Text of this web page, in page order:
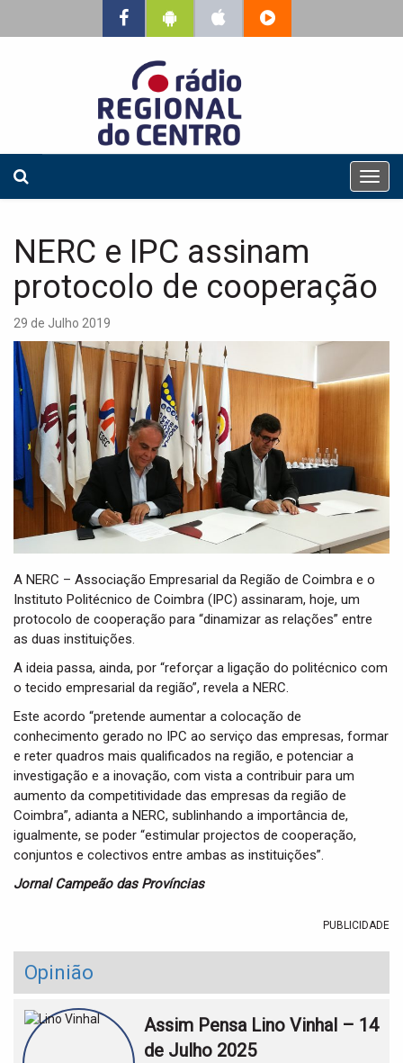
T
o
n
a
n
NERC e IPC assinam
protocolo de cooperação
29 de Julho 2019
A NERC – Associação Empresarial da Região de Coimbra e o
Instituto Politécnico de Coimbra (IPC) assinaram, hoje, um
protocolo de cooperação para “dinamizar as relações” entre
as duas instituições.
A ideia passa, ainda, por “reforçar a ligação do politécnico com
o tecido empresarial da região”, revela a NERC.
Este acordo “pretende aumentar a colocação de
conhecimento gerado no IPC ao serviço das empresas, formar
e reter quadros mais qualificados na região, e potenciar a
investigação e a inovação, com vista a contribuir para um
aumento da competitividade das empresas da região de
Coimbra”, adianta a NERC, sublinhando a importância de,
igualmente, se poder “estimular projectos de cooperação,
conjuntos e colectivos entre ambas as instituições”.
Jornal Campeão das Províncias
PUBLICIDADE
Opinião
Assim Pensa Lino Vinhal – 14
de Julho 2025